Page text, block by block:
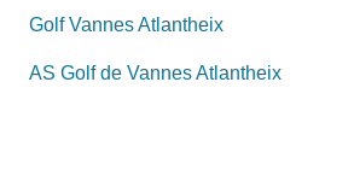
Golf Vannes Atlantheix
AS Golf de Vannes Atlantheix